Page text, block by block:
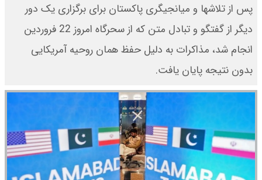
پس از تلاشها و میانجیگری پاکستان برای برگزاری یک دور
دیگر از گفتگو و تبادل متن که از سحرگاه امروز 22 فروردین
انجام شد، مذاکرات به دلیل حفظ همان روحیه آمریکایی
بدون نتیجه پایان یافت.